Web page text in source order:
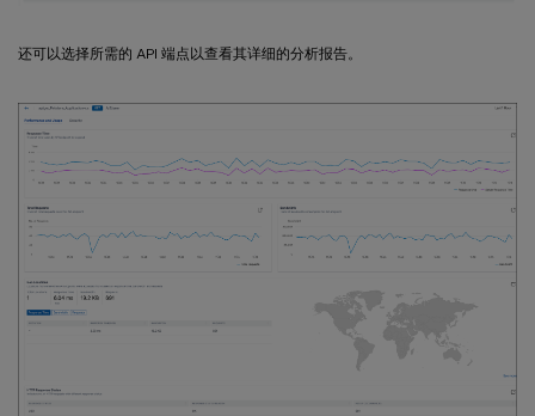
还可以选择所需的 API 端点以查看其详细的分析报告。